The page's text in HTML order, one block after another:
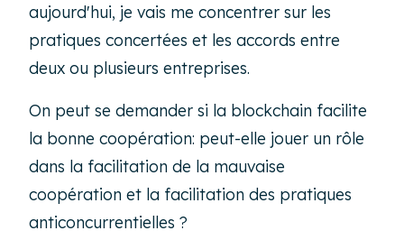
aujourd'hui, je vais me concentrer sur les
pratiques concertées et les accords entre
deux ou plusieurs entreprises.
On peut se demander si la blockchain facilite
la bonne coopération: peut-elle jouer un rôle
dans la facilitation de la mauvaise
coopération et la facilitation des pratiques
anticoncurrentielles ?